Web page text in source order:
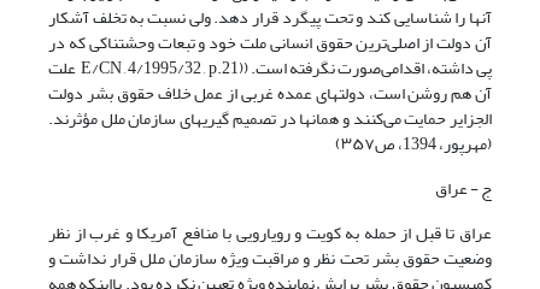
آنها را شناسایی کند و تحت پیگرد قرار دهد. ولی نسبت به تخلف آشکار
آن دولت از اصلی‌ترین حقوق انسانی ملت خود و تبعات وحشتناکی که در
پی داشته، اقدامی‌صورت نگرفته است. ((E/CN , 4/1995/32 , p.21 علت
آن هم روشن است، دولتهای عمده غربی از عمل خلاف حقوق بشر دولت
الجزایر حمایت می‌کنند و همانها در تصمیم گیریهای سازمان ملل مؤثرند.
(مهرپور، 1394، ص۳۵۷)
ج - عراق
عراق تا قبل از حمله به کویت و رویارویی با منافع آمریکا و غرب از نظر
وضعیت حقوق بشر تحت نظر و مراقبت ویژه سازمان ملل قرار نداشت و